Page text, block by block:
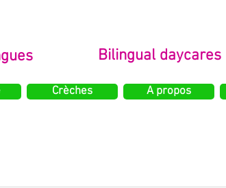
Bilingual daycares
Crèches A propos